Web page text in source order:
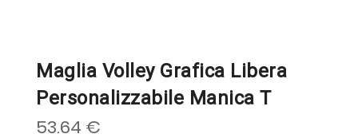
Maglia Volley Grafica Libera
Personalizzabile Manica T
53.64 €